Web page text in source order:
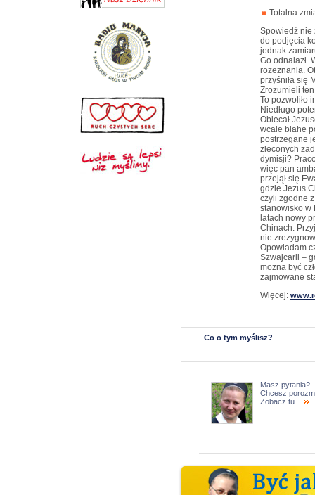
Totalna
Spowiedź nie
do podjęcia
jednak
Go odnalazł.
rozeznania.
przyśniła się
Zrozumieli
To pozwoliło
Niedługo
Obiecał
wcale błahe
postrzegane
zleconych
dymisji?
więc pan
przejął się
gdzie Jezus
czyli zgodne
stanowisko w
latach nowy
Chinach.
nie
Opowiadam
Szwajcarii –
można być
zajmowane
Więcej:
Co o tym myślisz?
Masz pytania?
Chcesz
Zobacz tu...